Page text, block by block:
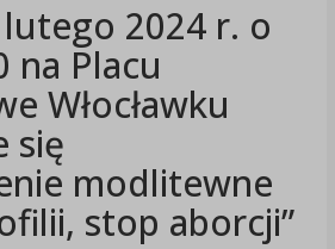
2024 r. o
na Placu
Włocławku
się
modlitewne
stop aborcji”